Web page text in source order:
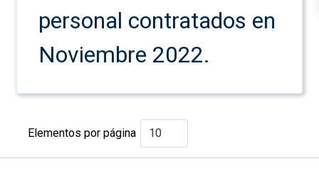
personal contratados en
Noviembre 2022.
Elementos por página